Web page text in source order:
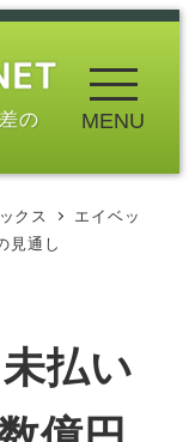
の MENU
クス
エイベッ
見通し
払い